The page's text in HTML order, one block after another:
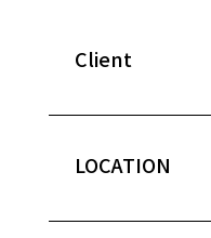
Client
LOCATION